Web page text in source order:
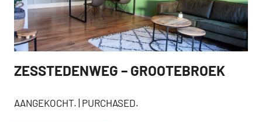
AANGEKOCHT
ZESSTEDENWEG – GROOTEBROEK
AANGEKOCHT. | PURCHASED.